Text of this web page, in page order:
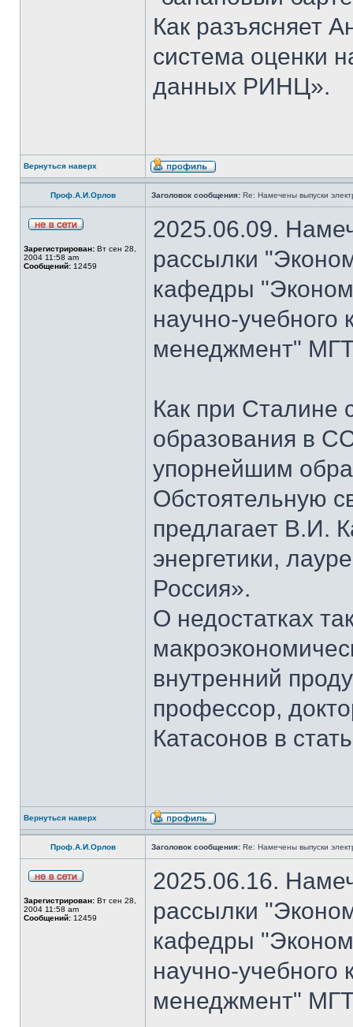
Как разъясняет
система оценки
данных РИНЦ».
Вернуться наверх
Проф.А.И.Орлов Заголовок сообщения: Re: Намечены выпуски
Зарегистрирован: Вт сен 28,
2004 11:58 am
Сообщений: 12459
2025.06.09.
рассылки
кафедры
научно-
менеджмент"
Как при Сталине
образования в
упорнейшим
Обстоятельную
предлагает В.И.
энергетики,
Россия».
О недостатках
внутренний
профессор,
Катасонов в
Вернуться наверх
Проф.А.И.Орлов Заголовок сообщения: Re: Намечены выпуски
Зарегистрирован: Вт сен 28,
2004 11:58 am
Сообщений: 12459
2025.06.16.
рассылки
кафедры
научно-
менеджмент"